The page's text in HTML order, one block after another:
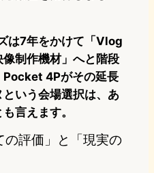
は7年をかけて「Vlog
制作機材」へと階段
Pocket 4Pがその延長
いう会場選択は、あ
言えます。
の評価」と「現実の